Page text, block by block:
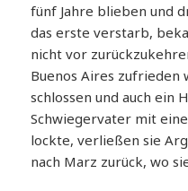
fünf Jahre blieben und
das erste verstarb,
nicht vor
Buenos Aires zufrieden
schlossen und auch ein
Schwiegervater mit
lockte, verließen sie
nach Marz zurück, wo